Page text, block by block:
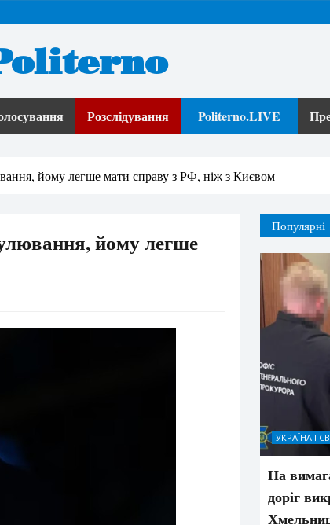
Розслідування Politerno.LIVE
йому легше мати справу з РФ, ніж з Києвом
йому легше
Популярні
УКРАЇНА І
На
доріг